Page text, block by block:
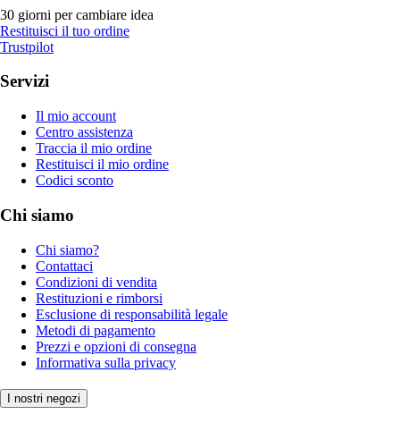
30 giorni per cambiare idea
Restituisci il tuo ordine
Trustpilot
Servizi
Il mio account
Centro assistenza
Traccia il mio ordine
Restituisci il mio ordine
Codici sconto
Chi siamo
Chi siamo?
Contattaci
Condizioni di vendita
Restituzioni e rimborsi
Esclusione di responsabilità legale
Metodi di pagamento
Prezzi e opzioni di consegna
Informativa sulla privacy
I nostri negozi